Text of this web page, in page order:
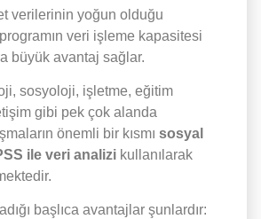
verilerinin yoğun olduğu
veri işleme kapasitesi
büyük avantaj sağlar.
sosyoloji, işletme, eğitim
gibi pek çok alanda
önemli bir kısmı sosyal
ile veri analizi kullanılarak
başlıca avantajlar şunlardır: